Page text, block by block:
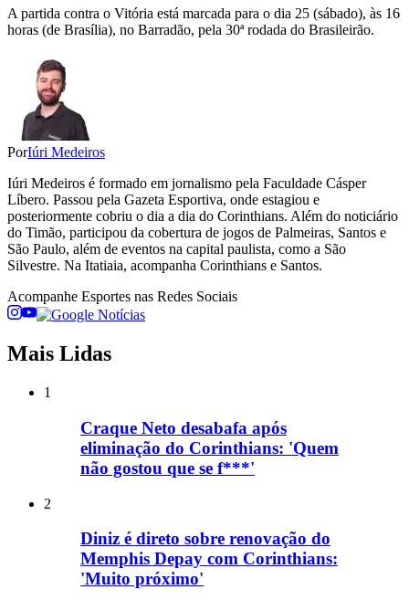
A partida contra o Vitória está marcada para o dia 25 (sábado), às 16
horas (de Brasília), no Barradão, pela 30ª rodada do Brasileirão.
PorIúri Medeiros
Iúri Medeiros é formado em jornalismo pela Faculdade Cásper
Líbero. Passou pela Gazeta Esportiva, onde estagiou e
posteriormente cobriu o dia a dia do Corinthians. Além do noticiário
do Timão, participou da cobertura de jogos de Palmeiras, Santos e
São Paulo, além de eventos na capital paulista, como a São
Silvestre. Na Itatiaia, acompanha Corinthians e Santos.
Acompanhe Esportes nas Redes Sociais
Mais Lidas
1
Craque Neto desabafa após
eliminação do Corinthians: 'Quem
não gostou que se f***'
2
Diniz é direto sobre renovação do
Memphis Depay com Corinthians:
'Muito próximo'